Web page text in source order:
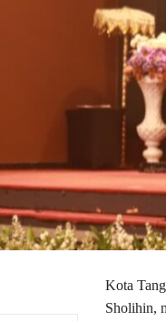
Kota
Sholihin,